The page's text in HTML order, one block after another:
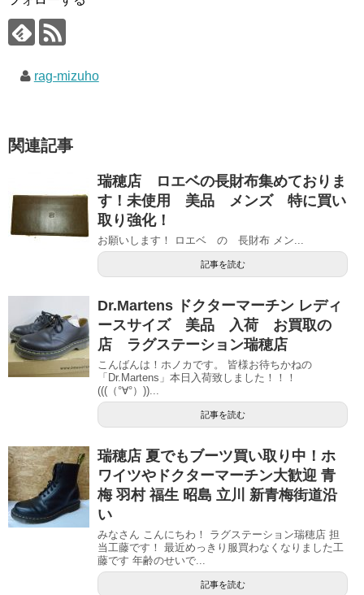
rag-mizuho
関連記事
瑞穂店 ロエベの長財布集めておりま
す！未使用 美品 メンズ 特に買い
取り強化！
お願いします！ ロエベ の 長財布 メン...
記事を読む
Dr.Martens ドクターマーチン レディ
ースサイズ 美品 入荷 お買取の
店 ラグステーション瑞穂店
こんばんは！ホノカです。 皆様お待ちかねの
「Dr.Martens」本日入荷致しました！！！
(((（°∀°）))...
記事を読む
瑞穂店 夏でもブーツ買い取り中！ホ
ワイツやドクターマーチン大歓迎 青
梅 羽村 福生 昭島 立川 新青梅街道沿
い
みなさん こんにちわ！ ラグステーション瑞穂店 担
当工藤です！ 最近めっきり服買わなくなりました工
藤です 年齢のせいで...
記事を読む